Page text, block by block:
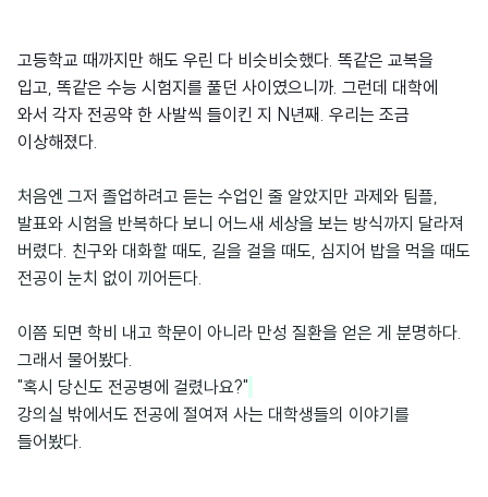
고등학교 때까지만 해도 우린 다 비슷비슷했다. 똑같은 교복을
입고, 똑같은 수능 시험지를 풀던 사이였으니까. 그런데 대학에
와서 각자 전공약 한 사발씩 들이킨 지 N년째. 우리는 조금
이상해졌다.
처음엔 그저 졸업하려고 듣는 수업인 줄 알았지만 과제와 팀플,
발표와 시험을 반복하다 보니 어느새 세상을 보는 방식까지 달라져
버렸다. 친구와 대화할 때도, 길을 걸을 때도, 심지어 밥을 먹을 때도
전공이 눈치 없이 끼어든다.
이쯤 되면 학비 내고 학문이 아니라 만성 질환을 얻은 게 분명하다.
그래서 물어봤다.
"혹시 당신도 전공병에 걸렸나요?"
강의실 밖에서도 전공에 절여져 사는 대학생들의 이야기를
들어봤다.